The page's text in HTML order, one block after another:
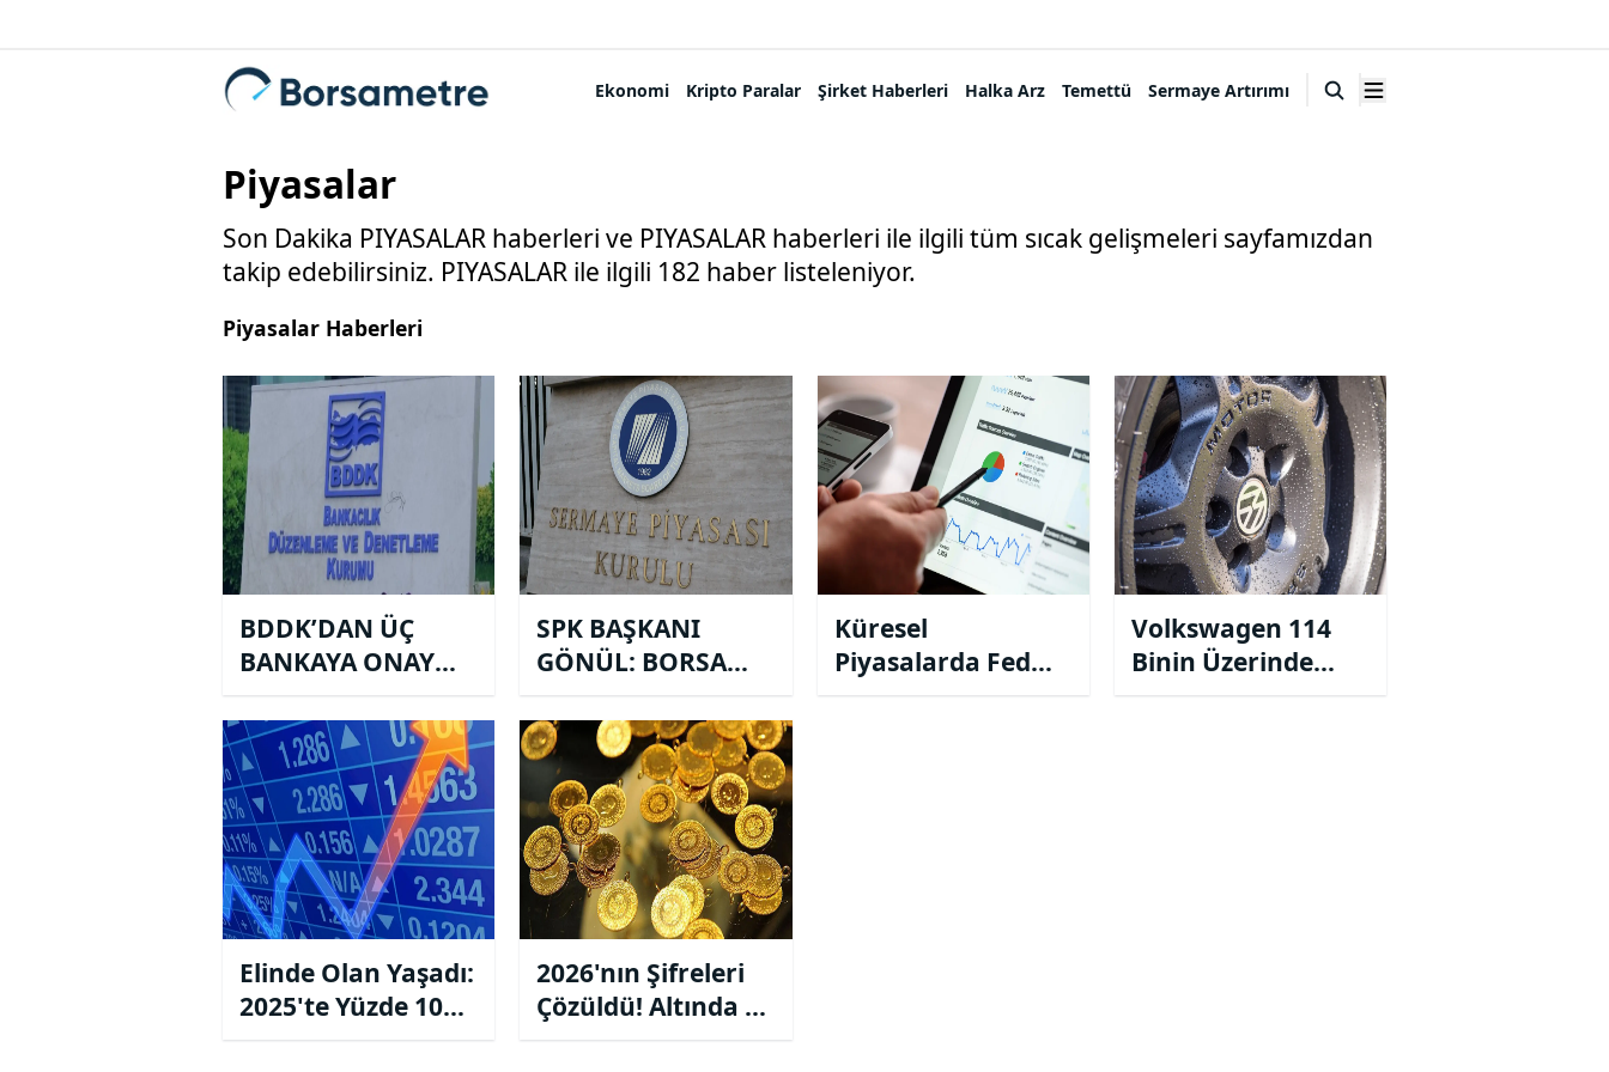
Ekonomi Kripto Paralar Şirket Haberleri Halka Arz Temettü Sermaye Artırımı
Piyasalar
Son Dakika PIYASALAR haberleri ve PIYASALAR haberleri ile ilgili tüm sıcak gelişmeleri sayfamızdan
takip edebilirsiniz. PIYASALAR ile ilgili 182 haber listeleniyor.
Piyasalar Haberleri
BDDK’DAN ÜÇ
BANKAYA ONAY
GELDİ!
SPK BAŞKANI
GÖNÜL: BORSA
2024'Ü 550-600
MİLYAR LİRA
DEĞERLE
KAPATACAK!
Küresel
Piyasalarda Fed
Sonrası
Volkswagen 114
Binin Üzerinde
Aracını Geri
Elinde Olan Yaşadı:
2025'te Yüzde 100
Kazandırdı! İşte
2026'nın Şifreleri
Çözüldü! Altında O
Rakam Telaffuz